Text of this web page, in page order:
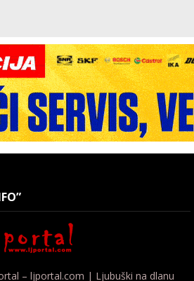
– ljportal.com | Ljubuški na dlanu